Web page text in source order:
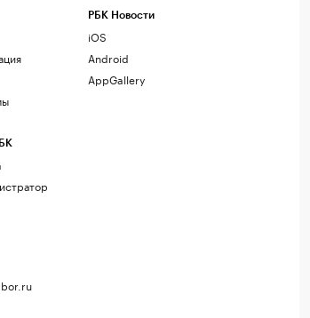
РБК Новости
iOS
Android
AppGallery